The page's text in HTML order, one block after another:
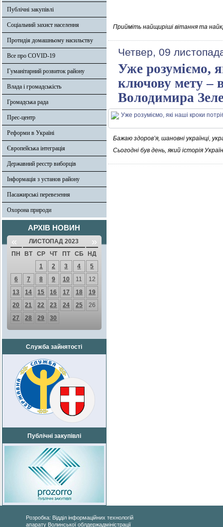
Публічні закупівлі
Соціальний захист населення
Протидія домашньому насильству
Все про COVID-19
Гуманітарний розвиток району
Влада і громадськість
Громадська рада
Прес-центр
Реформи в Україні
Європейська інтеграція
Державний реєстр виборців
Інформація з установ району
Пасажирські перевезення
Охорона природи
АРХІВ НОВИН
« ЛИСТОПАД 2023 »
ПН ВТ СР ЧТ ПТ СБ
НД
1
2 3 4
5
6
7 8 9 10 11
12
13
14 15 16 17 18
19
20
21 22 23 24 25
26
27
28 29 30
Служба зайнятості
Публічні закупівлі
Прийміть найщиріші вітання та
Четвер, 09
Уже розуміємо,
ключову мету –
Володимира
Бажаю здоров’я, шановні українці,
Сьогодні був день, який історія
Розробка: Відділ інформаційних технологій
апарату Волинської облдержадміністрації